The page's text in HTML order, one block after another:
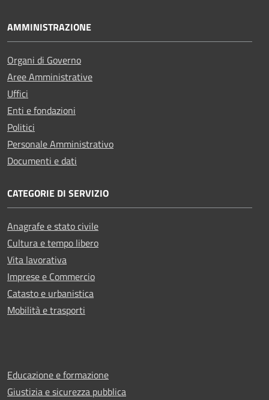
AMMINISTRAZIONE
Organi di Governo
Aree Amministrative
Uffici
Enti e fondazioni
Politici
Personale Amministrativo
Documenti e dati
CATEGORIE DI SERVIZIO
Anagrafe e stato civile
Cultura e tempo libero
Vita lavorativa
Imprese e Commercio
Catasto e urbanistica
Mobilità e trasporti
Educazione e formazione
Giustizia e sicurezza pubblica